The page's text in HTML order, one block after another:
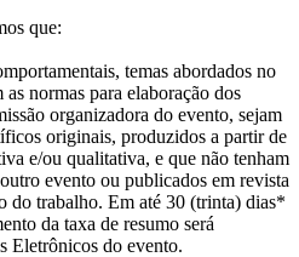
que:
temas abordados no
normas para elaboração dos
organizadora do evento, sejam
originais, produzidos a partir de
e/ou qualitativa, e que não tenham
evento ou publicados em revista
do trabalho. Em até 30 (trinta) dias*
da taxa de resumo será
Eletrônicos do evento.